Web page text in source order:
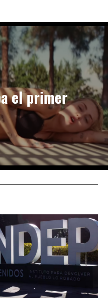
el primer